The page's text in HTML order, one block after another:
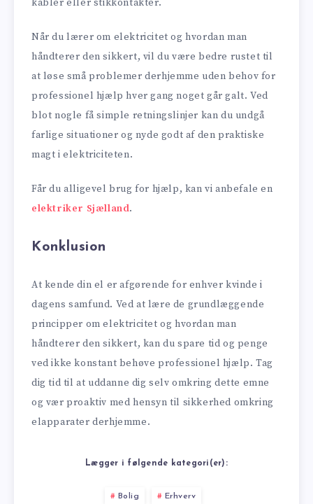
kabler eller stikkontakter.
Når du lærer om elektricitet og hvordan man
håndterer den sikkert, vil du være bedre rustet til
at løse små problemer derhjemme uden behov for
professionel hjælp hver gang noget går galt. Ved
blot nogle få simple retningslinjer kan du undgå
farlige situationer og nyde godt af den praktiske
magt i elektriciteten.
Får du alligevel brug for hjælp, kan vi anbefale en
elektriker Sjælland.
Konklusion
At kende din el er afgørende for enhver kvinde i
dagens samfund. Ved at lære de grundlæggende
principper om elektricitet og hvordan man
håndterer den sikkert, kan du spare tid og penge
ved ikke konstant behøve professionel hjælp. Tag
dig tid til at uddanne dig selv omkring dette emne
og vær proaktiv med hensyn til sikkerhed omkring
elapparater derhjemme.
Lægger i følgende kategori(er):
Bolig Erhverv